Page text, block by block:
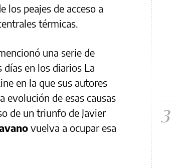
los peajes de acceso a
térmicas.
una serie de
en los diarios La
en la que sus autores
evolución de esas causas
de un triunfo de Javier
vuelva a ocupar esa
3